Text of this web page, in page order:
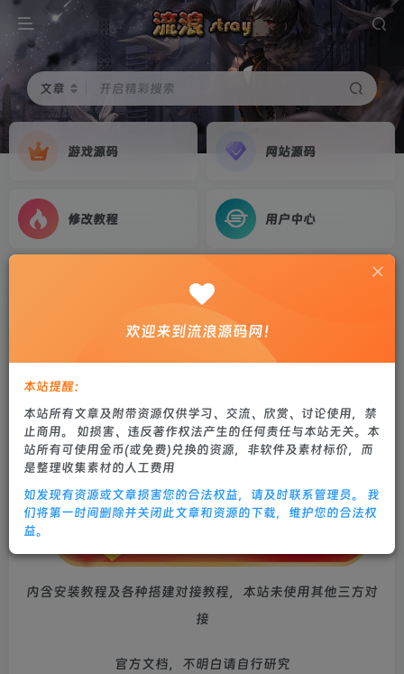
文章 开启精彩搜索
游戏源码 网站源码
修改教程 用户中心
内含安装教程及各种搭建对接教程，本站未使用其他三方对
接
官方文档，不明白请自行研究
欢迎来到流浪源码网！
本站提醒：
本站所有文章及附带资源仅供学习、交流、欣赏、讨论使用，禁
止商用。 如损害、违反著作权法产生的任何责任与本站无关。本
站所有可使用金币(或免费)兑换的资源，非软件及素材标价，而
是整理收集素材的人工费用
如发现有资源或文章损害您的合法权益，请及时联系管理员。 我
们将第一时间删除并关闭此文章和资源的下载，维护您的合法权
益。